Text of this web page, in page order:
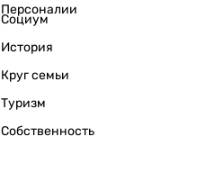
Персоналии
Социум
История
Круг семьи
Туризм
Собственность